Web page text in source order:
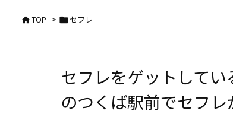
TOP > セフレ
セフレをゲットして
のつくば駅前でセフ